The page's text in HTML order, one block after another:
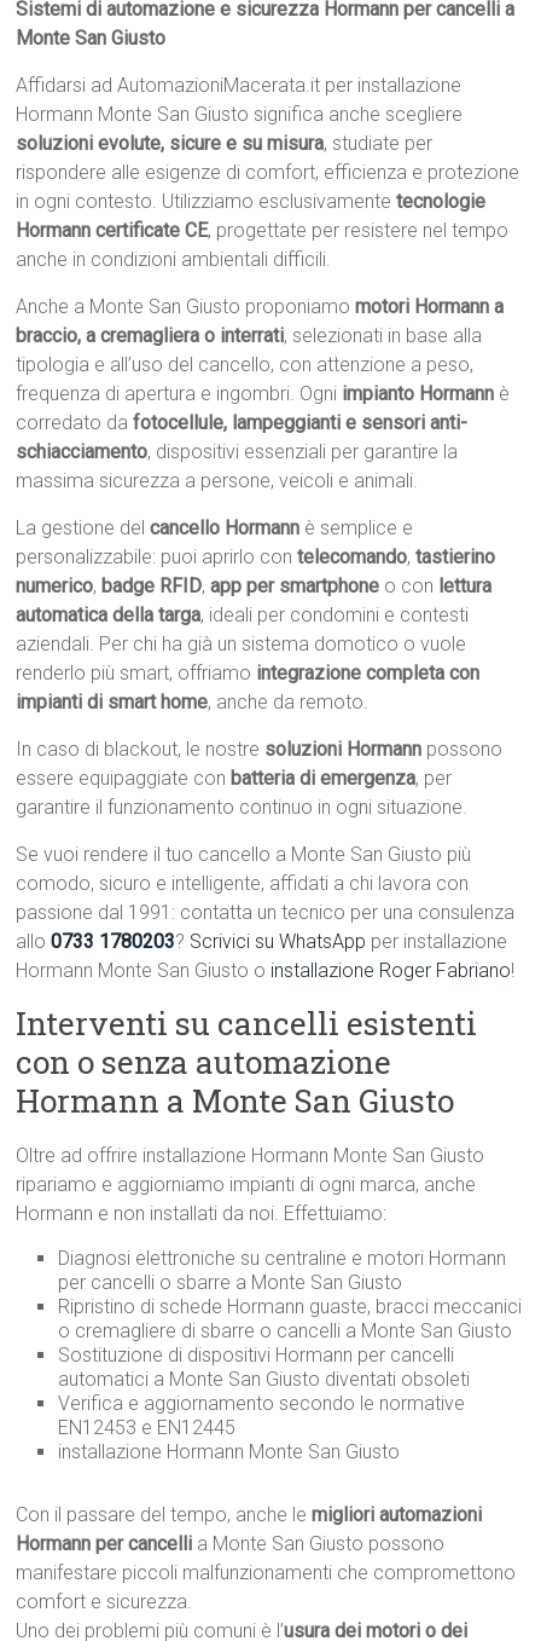
Sistemi di automazione e sicurezza Hormann per cancelli a
Monte San Giusto
Affidarsi ad AutomazioniMacerata.it per installazione
Hormann Monte San Giusto significa anche scegliere
soluzioni evolute, sicure e su misura, studiate per
rispondere alle esigenze di comfort, efficienza e protezione
in ogni contesto. Utilizziamo esclusivamentetecnologie
Hormann certificate CE, progettate per resistere nel tempo
anche in condizioni ambientali difficili.
Anche a Monte San Giusto proponiamomotori Hormann a
braccio, a cremagliera o interrati, selezionati in base alla
tipologia e all’uso del cancello, con attenzione a peso,
frequenza di apertura e ingombri. Ogni impianto Hormann è
corredato dafotocellule, lampeggianti e sensori anti-
schiacciamento, dispositivi essenziali per garantire la
massima sicurezza a persone, veicoli e animali.
La gestione delcancello Hormann è semplice e
personalizzabile: puoi aprirlo contelecomando,tastierino
numerico, badge RFID,app per smartphone o con lettura
automatica della targa, ideali per condomini e contesti
aziendali. Per chi ha già un sistema domotico o vuole
renderlo più smart, offriamo integrazione completa con
impianti di smart home, anche da remoto.
In caso di blackout, le nostre soluzioni Hormann possono
essere equipaggiate con batteria di emergenza, per
garantire il funzionamento continuo in ogni situazione.
Se vuoi rendere il tuo cancello a Monte San Giusto più
comodo, sicuro e intelligente, affidati a chi lavora con
passione dal 1991: contatta un tecnico per una consulenza
allo0733 1780203? Scrivici su WhatsApp per installazione
Hormann Monte San Giusto o installazione Roger Fabriano!
Interventi su cancelli esistenti
con o senza automazione
Hormann a Monte San Giusto
Oltre ad offrire installazione Hormann Monte San Giusto
ripariamo e aggiorniamo impianti di ogni marca, anche
Hormann e non installati da noi. Effettuiamo:
Diagnosi elettroniche su centraline e motori Hormann
per cancelli o sbarre a Monte San Giusto
Ripristino di schede Hormann guaste, bracci meccanici
o cremagliere di sbarre o cancelli a Monte San Giusto
Sostituzione di dispositivi Hormann per cancelli
automatici a Monte San Giusto diventati obsoleti
Verifica e aggiornamento secondo le normative
EN12453 e EN12445
installazione Hormann Monte San Giusto
Con il passare del tempo, anche lemigliori automazioni
Hormann per cancelli a Monte San Giusto possono
manifestare piccoli malfunzionamenti che compromettono
comfort e sicurezza.
Uno dei problemi più comuni è l’usura dei motori o dei